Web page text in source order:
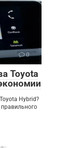
0
Toyota
Hybrid?